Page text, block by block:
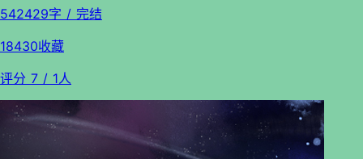
542429字 / 完结
18430收藏
评分 7 / 1人